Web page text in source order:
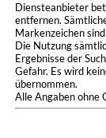
Diensteanbieter
entfernen.
Markenzeichen
Die Nutzung
Ergebnisse der
Gefahr. Es wird
übernommen.
Alle Angaben ohne